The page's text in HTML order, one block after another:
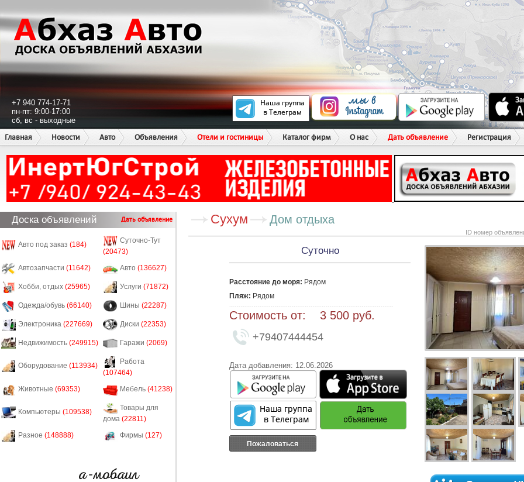
+7 940 774-17-71
пн-пт: 9:00-17:00
сб, вс - выходные
Главная
Новости Авто Объявления Отели и гостиницы Каталог фирм О нас Дать объявление Регистрация
Доска объявлений Дать объявление
Авто под заказ (184)
Суточно-Тут
(20473)
Автозапчасти (11642) Авто (136627)
Хобби, отдых (25965) Услуги (71872)
Одежда/обувь (66140) Шины (22287)
Электроника (227669) Диски (22353)
Недвижимость (249915) Гаражи (2069)
Оборудование (113934)
Работа
(107464)
Животные (69353) Мебель (41238)
Компьютеры (109538)
Товары для
дома (22811)
Разное (148888) Фирмы (127)
Сухум Дом отдыха
ID номер
Суточно
Расстояние до моря: Рядом
Пляж: Рядом
Стоимость от: 3 500 руб.
+79407444454
Дата добавления: 12.06.2026
Пожаловаться